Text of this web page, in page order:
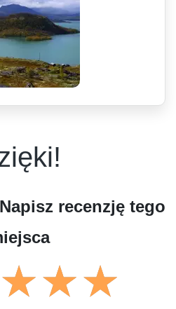
recenzję tego